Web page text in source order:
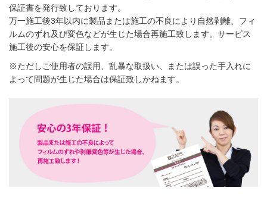
保証書を発行致しております。
万一施工後3年以内に製品または施工の不良により自然剥離、フィ
ルムのずれ及び変色などが生じた場合再施工致します。サービス
施工後の安心を保証します。
※ただしご使用者の誤用、乱暴な取扱い、または誤った手入れに
よって問題が生じた場合は保証致しかねます。